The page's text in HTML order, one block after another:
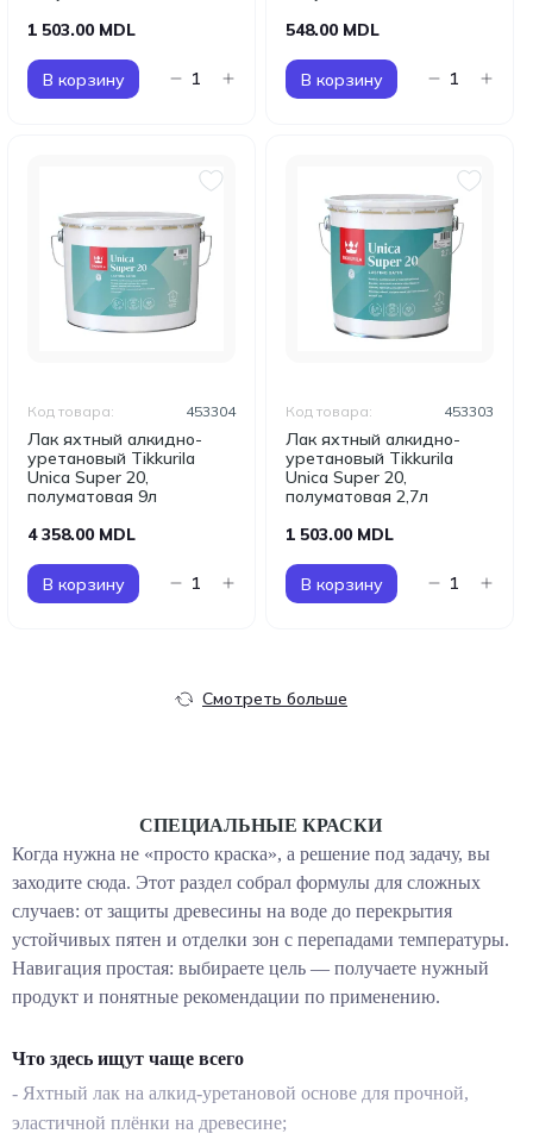
1 503.00 MDL
В корзину
548.00 MDL
В корзину
Лак яхтный алкидно-
уретановый Tikkurila
Unica Super 20,
полуматовая 9л
Код товара: 453304
4 358.00 MDL
В корзину
Лак яхтный алкидно-
уретановый Tikkurila
Unica Super 20,
полуматовая 2,7л
Код товара: 453303
1 503.00 MDL
В корзину
Смотреть больше
СПЕЦИАЛЬНЫЕ КРАСКИ
Когда нужна не «просто краска», а решение под задачу, вы
заходите сюда. Этот раздел собрал формулы для сложных
случаев: от защиты древесины на воде до перекрытия
устойчивых пятен и отделки зон с перепадами температуры.
Навигация простая: выбираете цель — получаете нужный
продукт и понятные рекомендации по применению.
Что здесь ищут чаще всего
- Яхтный лак на алкид-уретановой основе для прочной,
эластичной плёнки на древесине;